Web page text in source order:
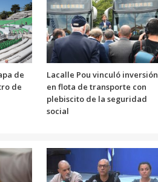
de
de
Lacalle Pou vinculó inversión
en flota de transporte con
plebiscito de la seguridad
social